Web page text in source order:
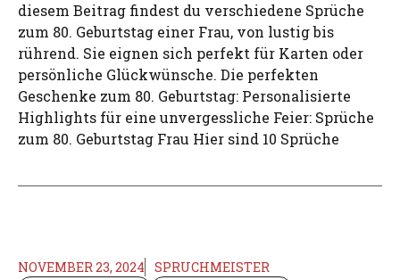
diesem Beitrag findest du verschiedene Sprüche
zum 80. Geburtstag einer Frau, von lustig bis
rührend. Sie eignen sich perfekt für Karten oder
persönliche Glückwünsche. Die perfekten
Geschenke zum 80. Geburtstag: Personalisierte
Highlights für eine unvergessliche Feier: Sprüche
zum 80. Geburtstag Frau Hier sind 10 Sprüche
NOVEMBER 23, 2024 SPRUCHMEISTER